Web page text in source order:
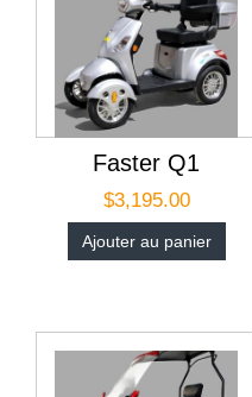
Faster Q1
$3,195.00
Ajouter au panier